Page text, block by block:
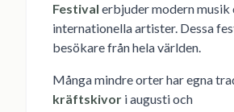
Festival erbjuder modern musik
internationella artister. Dessa
besökare från hela världen.
Många mindre orter har egna
kräftskivor i augusti och